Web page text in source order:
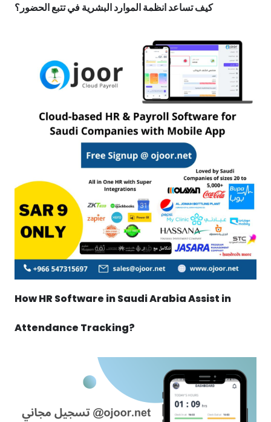
كيف تساعد انظمة الموارد البشرية في تتبع الحضور؟
How HR Software in Saudi Arabia Assist in
Attendance Tracking?